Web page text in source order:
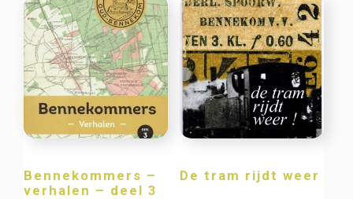
Bennekommers –
verhalen – deel 3
De tram rijdt weer